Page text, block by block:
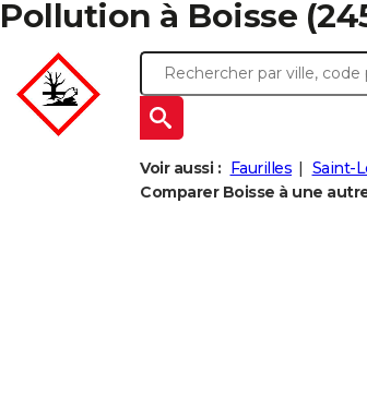
Pollution à Boisse
Voir aussi : Faurilles Saint-
Comparer Boisse à une